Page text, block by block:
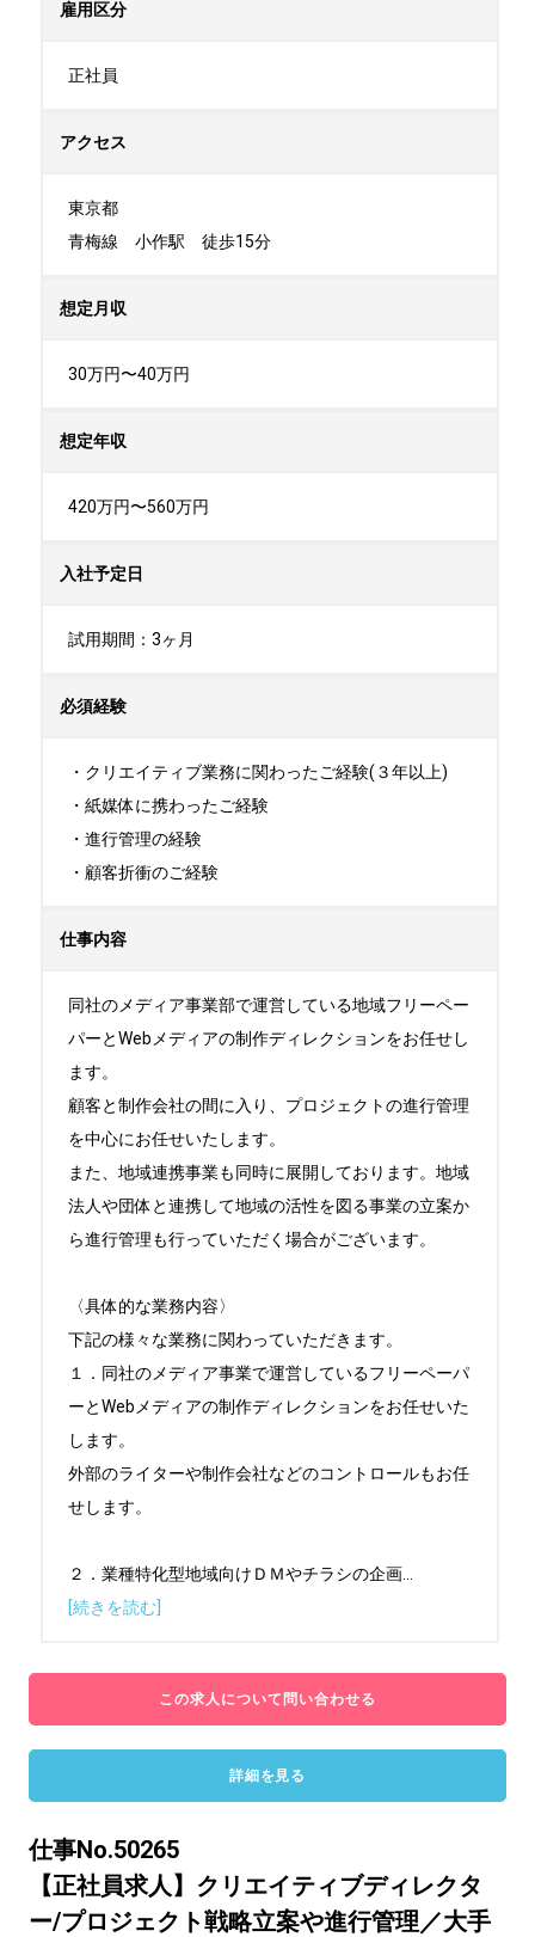
雇用区分
正社員
アクセス
東京都
青梅線　小作駅　徒歩15分
想定月収
30万円〜40万円
想定年収
420万円〜560万円
入社予定日
試用期間：3ヶ月
必須経験
・クリエイティブ業務に関わったご経験(３年以上)
・紙媒体に携わったご経験
・進行管理の経験
・顧客折衝のご経験
仕事内容
同社のメディア事業部で運営している地域フリーペー
パーとWebメディアの制作ディレクションをお任せし
ます。
顧客と制作会社の間に入り、プロジェクトの進行管理
を中心にお任せいたします。
また、地域連携事業も同時に展開しております。地域
法人や団体と連携して地域の活性を図る事業の立案か
ら進行管理も行っていただく場合がございます。
〈具体的な業務内容〉
下記の様々な業務に関わっていただきます。
１．同社のメディア事業で運営しているフリーペーパ
ーとWebメディアの制作ディレクションをお任せいた
します。
外部のライターや制作会社などのコントロールもお任
せします。
２．業種特化型地域向けＤＭやチラシの企画
[続きを読む]
この求人について問い合わせる
詳細を見る
仕事No.50265
【正社員求人】クリエイティブディレクタ
ー/プロジェクト戦略立案や進行管理／大手